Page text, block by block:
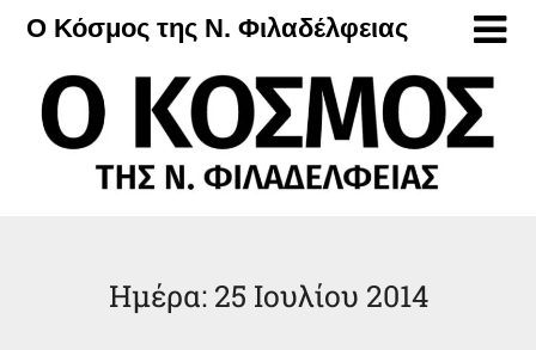
Μετάβαση
περιεχόμενο
Ο Κόσμος της Ν. Φιλαδέλφειας
Ημέρα: 25 Ιουλίου 2014